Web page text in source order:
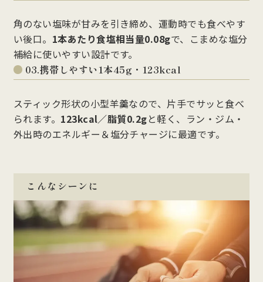
角のない塩味が甘みを引き締め、運動時でも食べやす
い後口。 1本あたり食塩相当量0.08gで、こまめな塩分
補給に使いやすい設計です。
03.携帯しやすい1本45g・123kcal
スティック形状の小型羊羹なので、片手でサッと食べ
られます。 123kcal／脂質0.2gと軽く、ラン・ジム・
外出時のエネルギー＆塩分チャージに最適です。
こんなシーンに